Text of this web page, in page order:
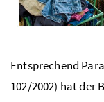
Entsprechend
102/2002) hat der